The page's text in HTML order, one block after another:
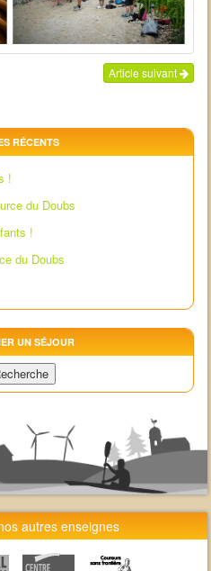
Article suivant
RÉCENTS
!
du Doubs
!
du Doubs
UN SÉJOUR
autres enseignes